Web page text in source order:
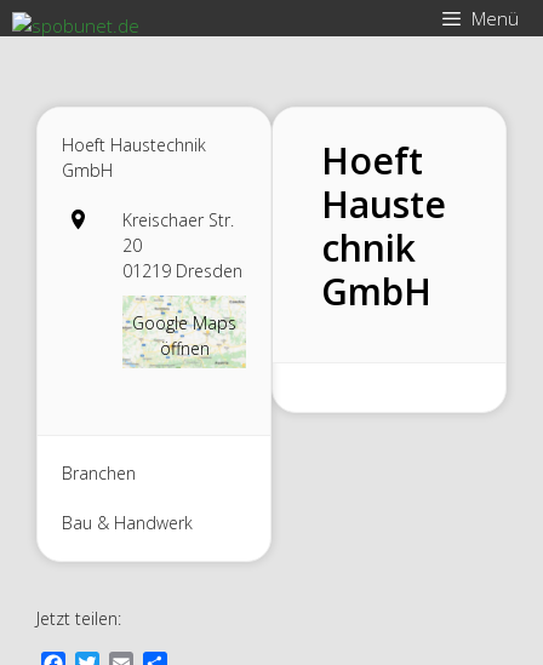
Zum
Inhalt
Menü
Hoeft Haustechnik
GmbH
Kreischaer Str.
20
01219 Dresden
Google Maps
öffnen
Branchen
Bau & Handwerk
Hoeft
Hauste
chnik
GmbH
Jetzt teilen: